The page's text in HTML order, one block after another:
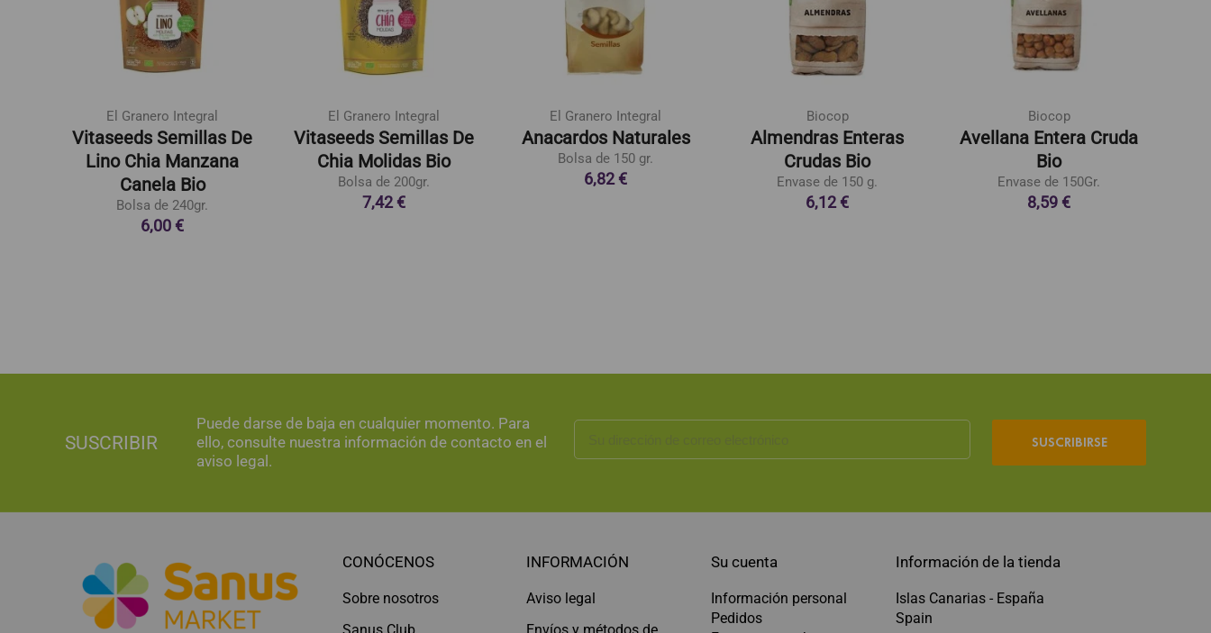
El Granero Integral
Vitaseeds Semillas De
Lino Chia Manzana
Canela Bio
Bolsa de 240gr.
6,00 €
El Granero Integral
Vitaseeds Semillas De
Chia Molidas Bio
Bolsa de 200gr.
7,42 €
El Granero Integral
Anacardos Naturales
Bolsa de 150 gr.
6,82 €
Biocop
Almendras Enteras
Crudas Bio
Envase de 150 g.
6,12 €
Biocop
Avellana Entera Cruda
Bio
Envase de 150Gr.
8,59 €
SUSCRIBIR
Puede darse de baja en cualquier momento. Para
ello, consulte nuestra información de contacto en el
aviso legal.
SUSCRIBIRSE
CONÓCENOS
Sobre nosotros
INFORMACIÓN
Aviso legal
Su cuenta
Información personal
Pedidos
Información de la tienda
Islas Canarias - España
Spain